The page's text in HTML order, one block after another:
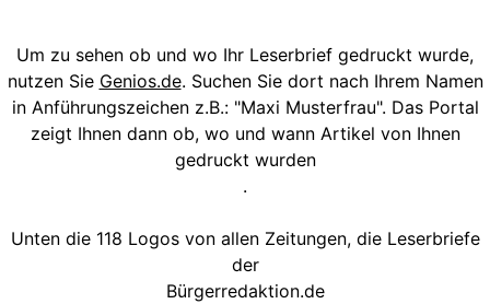
Um zu sehen ob und wo Ihr Leserbrief gedruckt wurde,
nutzen Sie Genios.de. Suchen Sie dort nach Ihrem Namen
in Anführungszeichen z.B.: "Maxi Musterfrau". Das Portal
zeigt Ihnen dann ob, wo und wann Artikel von Ihnen
gedruckt wurden
.
Unten die 118 Logos von allen Zeitungen, die Leserbriefe
der
Bürgerredaktion.de